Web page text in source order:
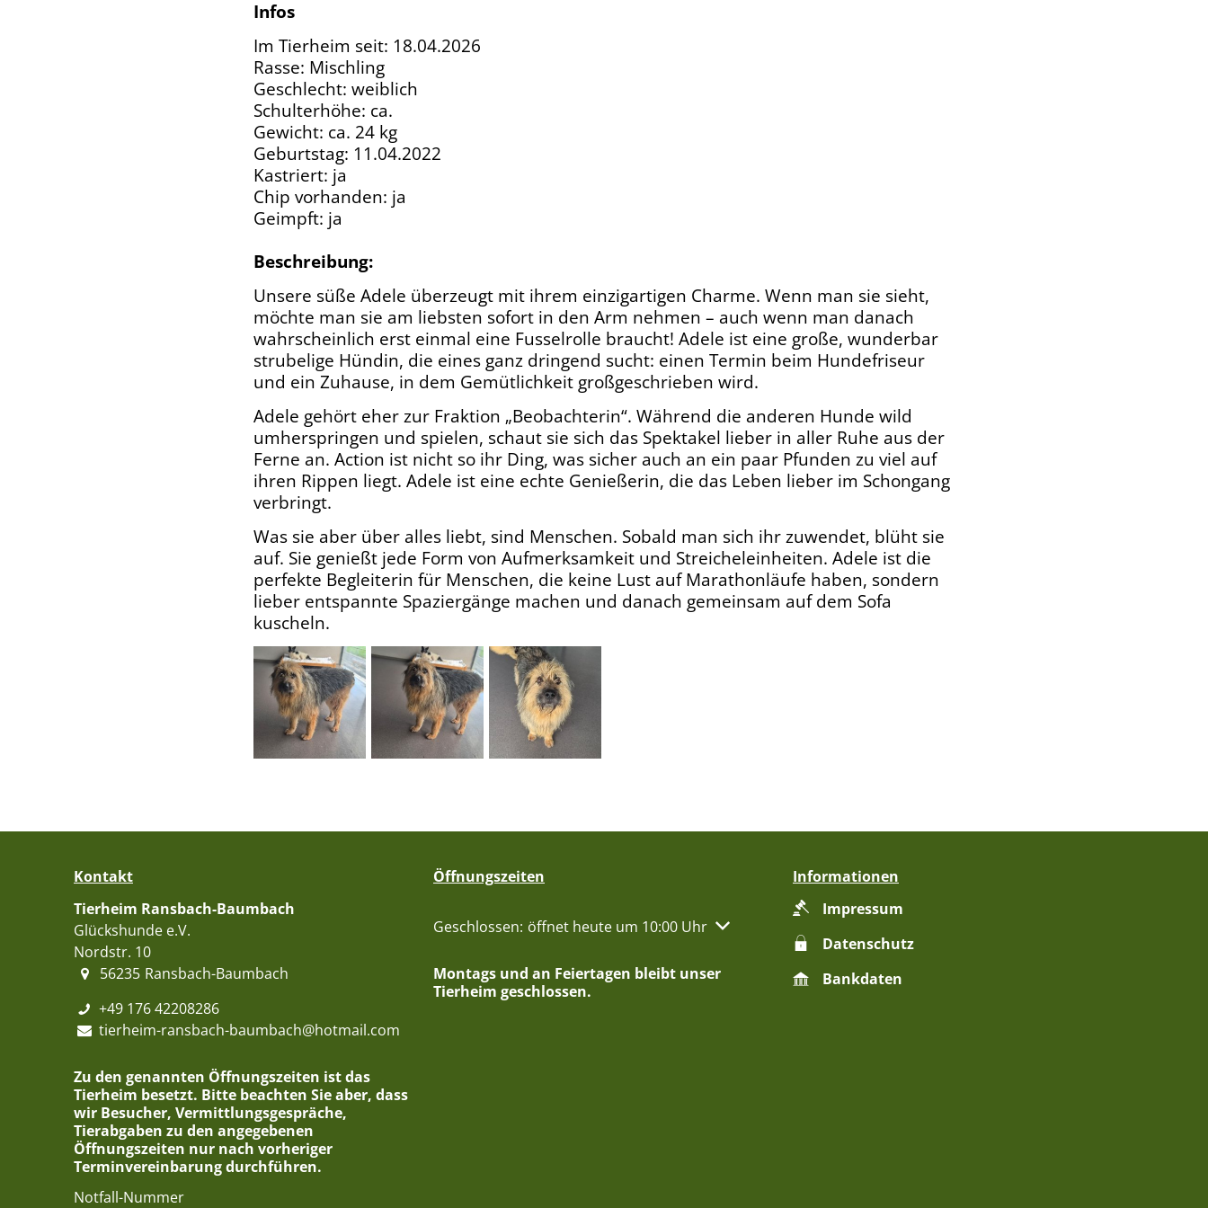
Infos
Im Tierheim seit: 18.04.2026
Rasse: Mischling
Geschlecht: weiblich
Schulterhöhe: ca.
Gewicht: ca. 24 kg
Geburtstag: 11.04.2022
Kastriert: ja
Chip vorhanden: ja
Geimpft: ja
Beschreibung:
Unsere süße Adele überzeugt mit ihrem einzigartigen Charme. Wenn man sie sieht,
möchte man sie am liebsten sofort in den Arm nehmen – auch wenn man danach
wahrscheinlich erst einmal eine Fusselrolle braucht! Adele ist eine große, wunderbar
strubelige Hündin, die eines ganz dringend sucht: einen Termin beim Hundefriseur
und ein Zuhause, in dem Gemütlichkeit großgeschrieben wird.
​Adele gehört eher zur Fraktion „Beobachterin“. Während die anderen Hunde wild
umherspringen und spielen, schaut sie sich das Spektakel lieber in aller Ruhe aus der
Ferne an. Action ist nicht so ihr Ding, was sicher auch an ein paar Pfunden zu viel auf
ihren Rippen liegt. Adele ist eine echte Genießerin, die das Leben lieber im Schongang
verbringt.
​Was sie aber über alles liebt, sind Menschen. Sobald man sich ihr zuwendet, blüht sie
auf. Sie genießt jede Form von Aufmerksamkeit und Streicheleinheiten. Adele ist die
perfekte Begleiterin für Menschen, die keine Lust auf Marathonläufe haben, sondern
lieber entspannte Spaziergänge machen und danach gemeinsam auf dem Sofa
kuscheln.
Kontakt
Tierheim Ransbach-Baumbach
Glückshunde e.V.
Nordstr. 10
56235 Ransbach-Baumbach
+49 176 42208286
tierheim-ransbach-baumbach@hotmail.com
Zu den genannten Öffnungszeiten ist das
Tierheim besetzt. Bitte beachten Sie aber, dass
wir Besucher, Vermittlungsgespräche,
Tierabgaben zu den angegebenen
Öffnungszeiten nur nach vorheriger
Terminvereinbarung durchführen.
Notfall-Nummer
Öffnungszeiten
Klicken, um weitere Öffnungs- oder Schließzeiten auszublenden
Geschlossen: öffnet heute um 10:00 Uhr
Montags und an Feiertagen bleibt unser
Tierheim geschlossen.
Informationen
Impressum
Datenschutz
Bankdaten